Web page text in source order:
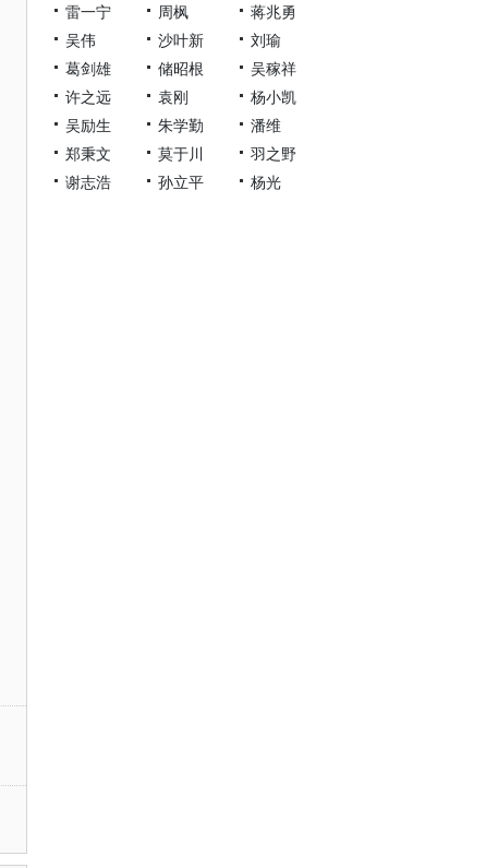
雷一宁
周枫
蒋兆勇
吴伟
沙叶新
刘瑜
葛剑雄
储昭根
吴稼祥
许之远
袁刚
杨小凯
吴励生
朱学勤
潘维
郑秉文
莫于川
羽之野
谢志浩
孙立平 杨光